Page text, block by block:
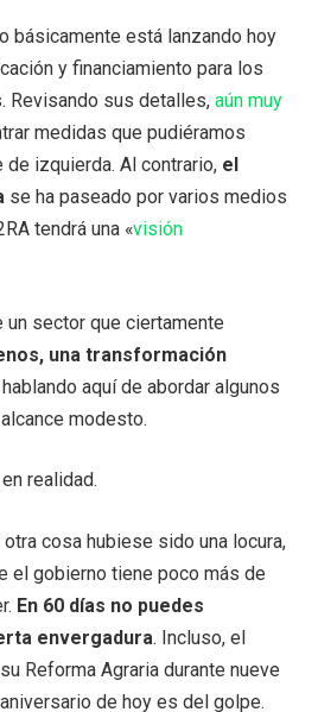
básicamente está lanzando hoy
y financiamiento para los
Revisando sus detalles, aún muy
medidas que pudiéramos
izquierda. Al contrario, el
se ha paseado por varios medios
tendrá una «visión
un sector que ciertamente
una transformación
aquí de abordar algunos
modesto.
realidad.
cosa hubiese sido una locura,
el gobierno tiene poco más de
En 60 días no puedes
envergadura. Incluso, el
Reforma Agraria durante nueve
de hoy es del golpe.